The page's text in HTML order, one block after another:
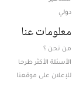
دولي
معلومات عنا
من نحن ؟
الأسئلة الأكثر طرحا
للإعلان على موقعنا